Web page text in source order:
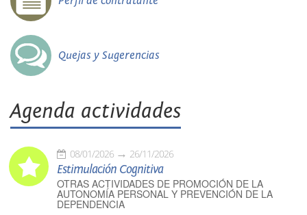
Quejas y Sugerencias
Agenda actividades
08/01/2026 26/11/2026
Estimulación Cognitiva
OTRAS ACTIVIDADES DE PROMOCIÓN DE LA
AUTONOMÍA PERSONAL Y PREVENCIÓN DE LA
DEPENDENCIA